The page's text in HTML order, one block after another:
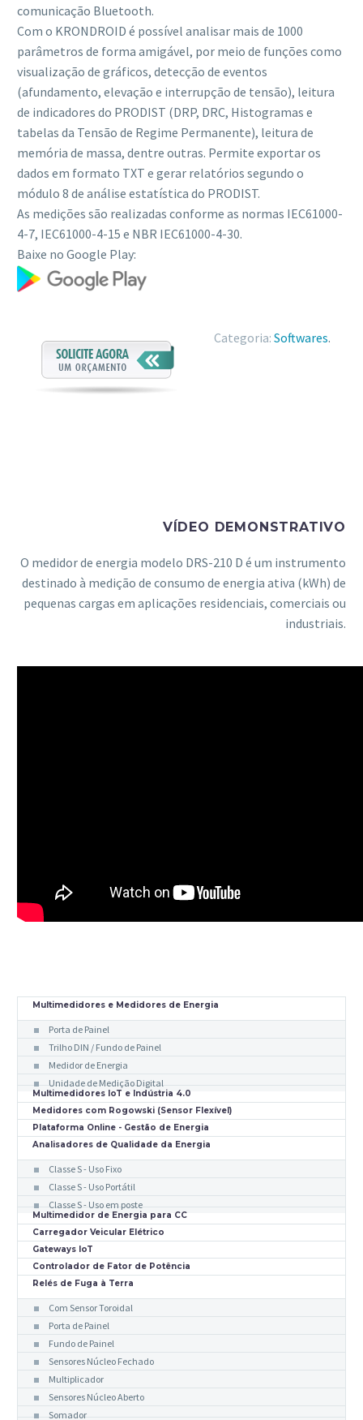
comunicação Bluetooth.
Com o KRONDROID é possível analisar mais de 1000
parâmetros de forma amigável, por meio de funções como
visualização de gráficos, detecção de eventos
(afundamento, elevação e interrupção de tensão), leitura
de indicadores do PRODIST (DRP, DRC, Histogramas e
tabelas da Tensão de Regime Permanente), leitura de
memória de massa, dentre outras. Permite exportar os
dados em formato TXT e gerar relatórios segundo o
módulo 8 de análise estatística do PRODIST.
As medições são realizadas conforme as normas IEC61000-
4-7, IEC61000-4-15 e NBR IEC61000-4-30.
Baixe no Google Play:
Categoria: Softwares.
VÍDEO DEMONSTRATIVO
O medidor de energia modelo DRS-210 D é um instrumento
destinado à medição de consumo de energia ativa (kWh) de
pequenas cargas em aplicações residenciais, comerciais ou
industriais.
Multimedidores e Medidores de Energia
Porta de Painel
Trilho DIN / Fundo de Painel
Medidor de Energia
Unidade de Medição Digital
Multimedidores IoT e Indústria 4.0
Medidores com Rogowski (Sensor Flexível)
Plataforma Online - Gestão de Energia
Analisadores de Qualidade da Energia
Classe S - Uso Fixo
Classe S - Uso Portátil
Classe S - Uso em poste
Multimedidor de Energia para CC
Carregador Veicular Elétrico
Gateways IoT
Controlador de Fator de Potência
Relés de Fuga à Terra
Com Sensor Toroidal
Porta de Painel
Fundo de Painel
Sensores Núcleo Fechado
Multiplicador
Sensores Núcleo Aberto
Somador